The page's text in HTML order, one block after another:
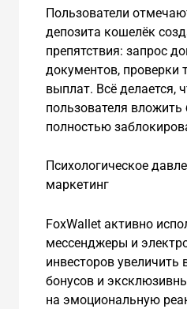
Пользователи
депозита кошелёк
препятствия: запрос
документов, проверки
выплат. Всё делается,
пользователя
полностью
Психологическое
маркетинг
FoxWallet активно
мессенджеры и
инвесторов
бонусов и
на эмоциональную